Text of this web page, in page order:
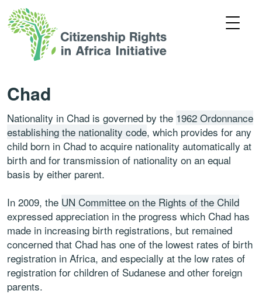
Chad
Nationality in Chad is governed by the 1962 Ordonnance
establishing the nationality code, which provides for any
child born in Chad to acquire nationality automatically at
birth and for transmission of nationality on an equal
basis by either parent.
In 2009, the UN Committee on the Rights of the Child
expressed appreciation in the progress which Chad has
made in increasing birth registrations, but remained
concerned that Chad has one of the lowest rates of birth
registration in Africa, and especially at the low rates of
registration for children of Sudanese and other foreign
parents.